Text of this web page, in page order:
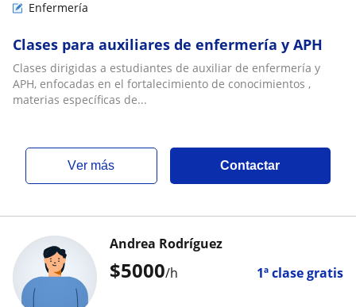
Enfermería
Clases para auxiliares de enfermería y APH
Clases dirigidas a estudiantes de auxiliar de enfermería y
APH, enfocadas en el fortalecimiento de conocimientos ,
materias específicas de...
ver más Contactar
$5000/h 1ª clase gratis
Andrea Rodríguez